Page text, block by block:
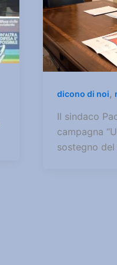
dicono di noi,
Il sindaco
campagna
sostegno